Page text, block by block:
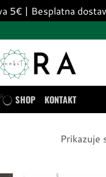
5€ | Besplatna
SHOP KONTAKT
Prikazuje